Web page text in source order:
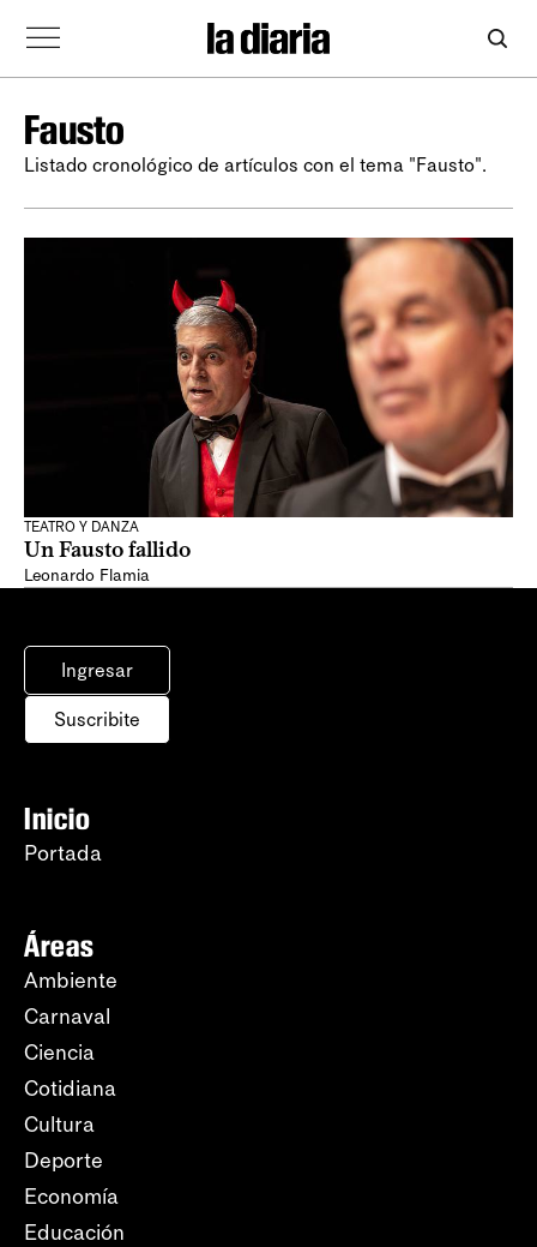
Fausto
Listado cronológico de artículos con el tema "Fausto".
TEATRO Y DANZA
Un Fausto fallido
Leonardo Flamia
Ingresar
Suscribite
Inicio
Portada
Áreas
Ambiente
Carnaval
Ciencia
Cotidiana
Cultura
Deporte
Economía
Educación